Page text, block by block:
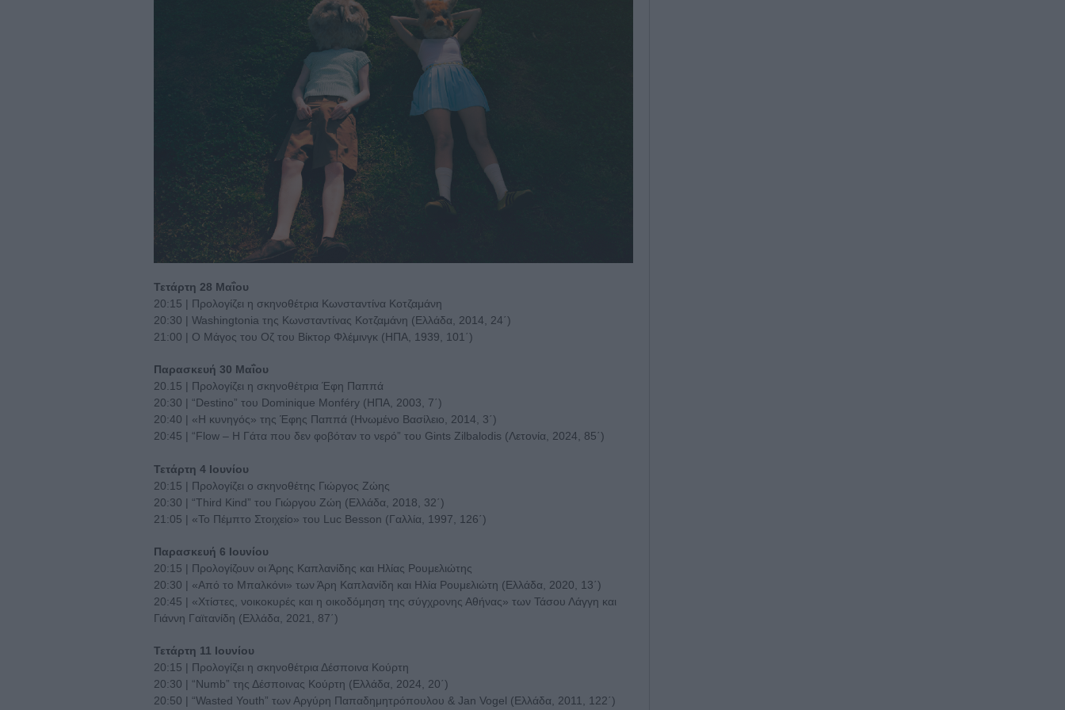
Τετάρτη 28 Μαΐου
20:15 | Προλογίζει η σκηνοθέτρια Κωνσταντίνα Κοτζαμάνη
20:30 | Washingtonia της Κωνσταντίνας Κοτζαμάνη (Ελλάδα, 2014, 24΄)
21:00 | Ο Μάγος του Οζ του Βίκτορ Φλέμινγκ (ΗΠΑ, 1939, 101΄)
Παρασκευή 30 Μαΐου
20.15 | Προλογίζει η σκηνοθέτρια Έφη Παππά
20:30 | “Destino” του Dominique Monféry (ΗΠΑ, 2003, 7΄)
20:40 | «Η κυνηγός» της Έφης Παππά (Ηνωμένο Βασίλειο, 2014, 3΄)
20:45 | “Flow – Η Γάτα που δεν φοβόταν το νερό” του Gints Zilbalodis (Λετονία, 2024, 85΄)
Τετάρτη 4 Ιουνίου
20:15 | Προλογίζει ο σκηνοθέτης Γιώργος Ζώης
20:30 | “Third Kind” του Γιώργου Ζώη (Ελλάδα, 2018, 32΄)
21:05 | «To Πέμπτο Στοιχείο» του Luc Besson (Γαλλία, 1997, 126΄)
Παρασκευή 6 Ιουνίου
20:15 | Προλογίζουν οι Άρης Καπλανίδης και Ηλίας Ρουμελιώτης
20:30 | «Από το Μπαλκόνι» των Άρη Καπλανίδη και Ηλία Ρουμελιώτη (Ελλάδα, 2020, 13΄)
20:45 | «Χτίστες, νοικοκυρές και η οικοδόμηση της σύγχρονης Αθήνας» των Τάσου Λάγγη και
Γιάννη Γαϊτανίδη (Ελλάδα, 2021, 87΄)
Τετάρτη 11 Ιουνίου
20:15 | Προλογίζει η σκηνοθέτρια Δέσποινα Κούρτη
20:30 | “Numb” της Δέσποινας Κούρτη (Ελλάδα, 2024, 20΄)
20:50 | “Wasted Youth” των Αργύρη Παπαδημητρόπουλου & Jan Vogel (Ελλάδα, 2011, 122΄)